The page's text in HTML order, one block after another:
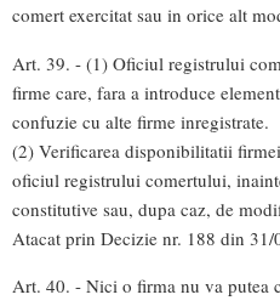
comert exercitat sau in orice alt
Art. 39. - (1) Oficiul registrului
firme care, fara a introduce
confuzie cu alte firme inregistrate.
(2) Verificarea disponibilitatii
oficiul registrului comertului,
constitutive sau, dupa caz, de
Atacat prin Decizie nr. 188 din
Art. 40. - Nici o firma nu va putea